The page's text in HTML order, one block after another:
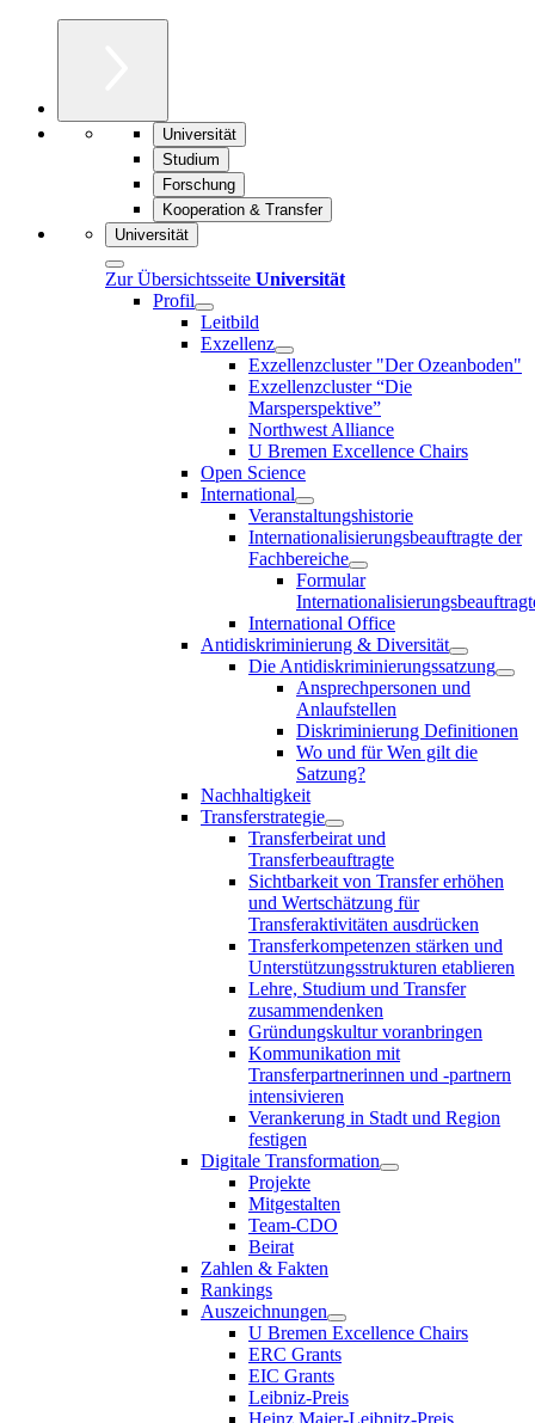
Universität
Studium
Forschung
Kooperation & Transfer
Universität
Zur Übersichtsseite Universität
Profil
Leitbild
Exzellenz
Exzellenzcluster "Der Ozeanboden"
Exzellenzcluster “Die
Marsperspektive”
Northwest Alliance
U Bremen Excellence Chairs
Open Science
International
Veranstaltungshistorie
Internationalisierungsbeauftragte der
Fachbereiche
Formular
International Office
Antidiskriminierung & Diversität
Die Antidiskriminierungssatzung
Ansprechpersonen und
Anlaufstellen
Diskriminierung Definitionen
Wo und für Wen gilt die
Satzung?
Nachhaltigkeit
Transferstrategie
Transferbeirat und
Transferbeauftragte
Sichtbarkeit von Transfer erhöhen
und Wertschätzung für
Transferaktivitäten ausdrücken
Transferkompetenzen stärken und
Unterstützungsstrukturen etablieren
Lehre, Studium und Transfer
zusammendenken
Gründungskultur voranbringen
Kommunikation mit
Transferpartnerinnen und -partnern
intensivieren
Verankerung in Stadt und Region
festigen
Digitale Transformation
Projekte
Mitgestalten
Team-CDO
Beirat
Zahlen & Fakten
Rankings
Auszeichnungen
U Bremen Excellence Chairs
ERC Grants
EIC Grants
Leibniz-Preis
Heinz Maier-Leibnitz-Preis